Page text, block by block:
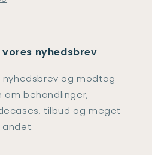
nyhedsbrev
nyhedsbrev og modtag
om behandlinger,
tilbud og meget
andet.